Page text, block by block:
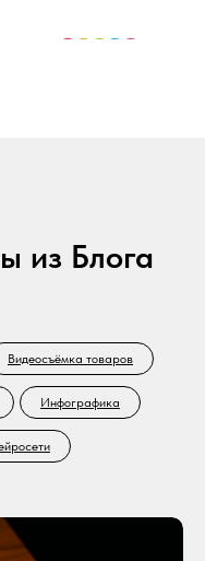
из Блога
Видеосъёмка товаров
Инфографика